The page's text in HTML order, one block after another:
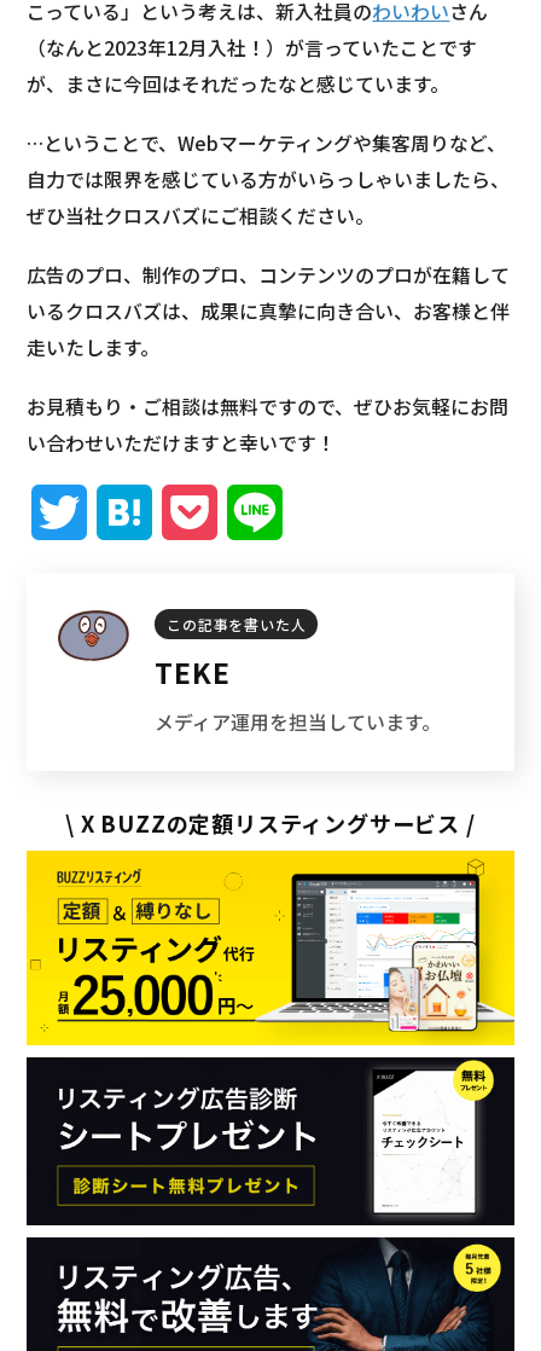
こっている」という考えは、新入社員のわいわいさん
（なんと2023年12月入社！）が言っていたことです
が、まさに今回はそれだったなと感じています。
…ということで、Webマーケティングや集客周りなど、
自力では限界を感じている方がいらっしゃいましたら、
ぜひ当社クロスバズにご相談ください。
広告のプロ、制作のプロ、コンテンツのプロが在籍して
いるクロスバズは、成果に真摯に向き合い、お客様と伴
走いたします。
お見積もり・ご相談は無料ですので、ぜひお気軽にお問
い合わせいただけますと幸いです！
i
r
t
e
n
c
k
e
n
この記事を書いた人
TEKE
メディア運用を担当しています。
\ X BUZZの定額リスティングサービス /